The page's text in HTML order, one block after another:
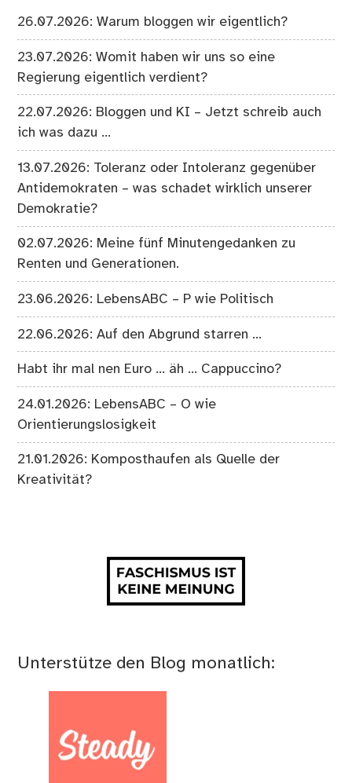
26.07.2026: Warum bloggen wir eigentlich?
23.07.2026: Womit haben wir uns so eine
Regierung eigentlich verdient?
22.07.2026: Bloggen und KI – Jetzt schreib auch
ich was dazu …
13.07.2026: Toleranz oder Intoleranz gegenüber
Antidemokraten – was schadet wirklich unserer
Demokratie?
02.07.2026: Meine fünf Minutengedanken zu
Renten und Generationen.
23.06.2026: LebensABC – P wie Politisch
22.06.2026: Auf den Abgrund starren …
Habt ihr mal nen Euro … äh … Cappuccino?
24.01.2026: LebensABC – O wie
Orientierungslosigkeit
21.01.2026: Komposthaufen als Quelle der
Kreativität?
Unterstütze den Blog monatlich: